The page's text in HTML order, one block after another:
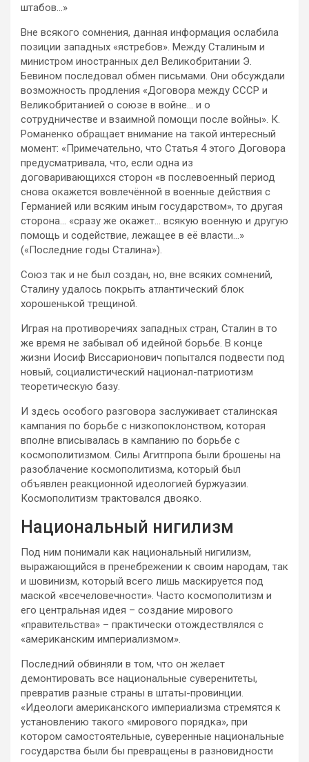
штабов…»
Вне всякого сомнения, данная информация ослабила
позиции западных «ястребов». Между Сталиным и
министром иностранных дел Великобритании Э.
Бевином последовал обмен письмами. Они обсуждали
возможность продления «Договора между СССР и
Великобританией о союзе в войне… и о
сотрудничестве и взаимной помощи после войны». К.
Романенко обращает внимание на такой интересный
момент: «Примечательно, что Статья 4 этого Договора
предусматривала, что, если одна из
договаривающихся сторон «в послевоенный период
снова окажется вовлечённой в военные действия с
Германией или всяким иным государством», то другая
сторона… «сразу же окажет… всякую военную и другую
помощь и содействие, лежащее в её власти…»
(«Последние годы Сталина»).
Союз так и не был создан, но, вне всяких сомнений,
Сталину удалось покрыть атлантический блок
хорошенькой трещиной.
Играя на противоречиях западных стран, Сталин в то
же время не забывал об идейной борьбе. В конце
жизни Иосиф Виссарионович попытался подвести под
новый, социалистический национал-патриотизм
теоретическую базу.
И здесь особого разговора заслуживает сталинская
кампания по борьбе с низкопоклонством, которая
вполне вписывалась в кампанию по борьбе с
космополитизмом. Силы Агитпропа были брошены на
разоблачение космополитизма, который был
объявлен реакционной идеологией буржуазии.
Космополитизм трактовался двояко.
Национальный нигилизм
Под ним понимали как национальный нигилизм,
выражающийся в пренебрежении к своим народам, так
и шовинизм, который всего лишь маскируется под
маской «всечеловечности». Часто космополитизм и
его центральная идея – создание мирового
«правительства» – практически отождествлялся с
«американским империализмом».
Последний обвиняли в том, что он желает
демонтировать все национальные суверенитеты,
превратив разные страны в штаты-провинции.
«Идеологи американского империализма стремятся к
установлению такого «мирового порядка», при
котором самостоятельные, суверенные национальные
государства были бы превращены в разновидности